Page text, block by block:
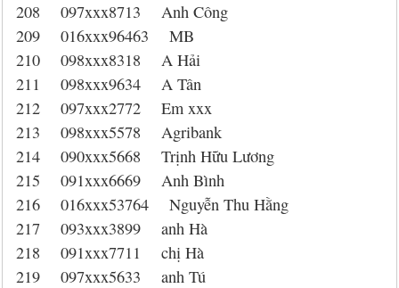
208 097xxx8713 Anh Công
209 016xxx96463 MB
210 098xxx8318 A Hải
211 098xxx9634 A Tân
212 097xxx2772 Em xxx
213 098xxx5578 Agribank
214 090xxx5668 Trịnh Hữu Lương
215 091xxx6669 Anh Bình
216 016xxx53764 Nguyễn Thu Hằng
217 093xxx3899 anh Hà
218 091xxx7711 chị Hà
219 097xxx5633 anh Tú